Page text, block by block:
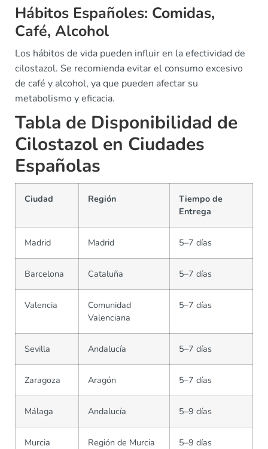
Hábitos Españoles: Comidas,
Café, Alcohol
Los hábitos de vida pueden influir en la efectividad de
cilostazol. Se recomienda evitar el consumo excesivo
de café y alcohol, ya que pueden afectar su
metabolismo y eficacia.
Tabla de Disponibilidad de
Cilostazol en Ciudades
Españolas
Ciudad Región
Tiempo de
Entrega
Madrid Madrid 5–7 días
Barcelona Cataluña 5–7 días
Valencia
Comunidad
Valenciana
5–7 días
Sevilla Andalucía 5–7 días
Zaragoza Aragón 5–7 días
Málaga Andalucía 5–9 días
Murcia Región de Murcia 5–9 días